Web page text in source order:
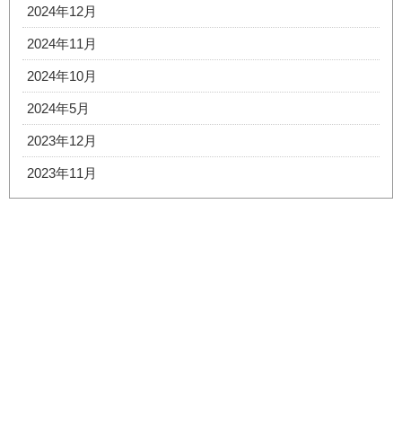
2024年12月
2024年11月
2024年10月
2024年5月
2023年12月
2023年11月